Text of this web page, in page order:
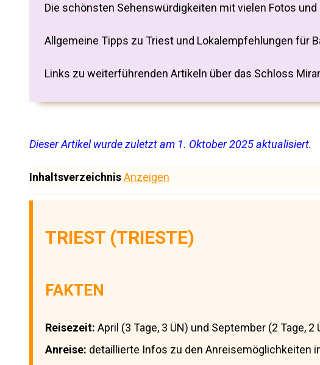
Die schönsten Sehenswürdigkeiten mit vielen Fotos
Allgemeine Tipps zu Triest und Lokalempfehlungen für
Links zu weiterführenden Artikeln über das Schloss
Dieser Artikel wurde zuletzt am 1. Oktober 2025 aktualisiert.
InhaltsverzeichnisAnzeigen
TRIEST (TRIESTE)
FAKTEN
Reisezeit: April (3 Tage, 3 ÜN) und September (2 Tage, 2
Anreise: detaillierte Infos zu den Anreisemöglichkeiten